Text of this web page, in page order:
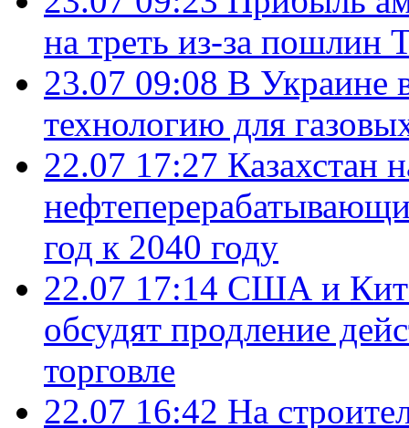
на треть из-за пошлин
23.07 09:08 В Украине
технологию для
22.07 17:27 Казахстан
год к 2040 году
22.07 17:14 США и
обсудят продление
торговле
22.07 16:42 На